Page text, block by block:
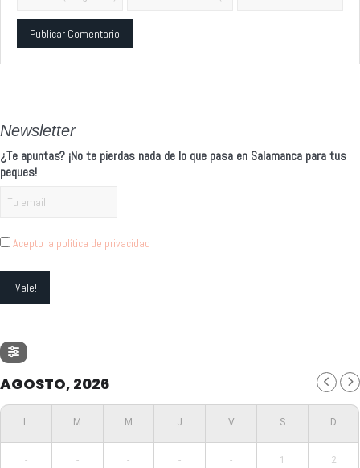
Newsletter
¿Te apuntas? ¡No te pierdas nada de lo que pasa en Salamanca para tus
peques!
Acepto la política de privacidad
AGOSTO, 2026
- - - - - 1 2